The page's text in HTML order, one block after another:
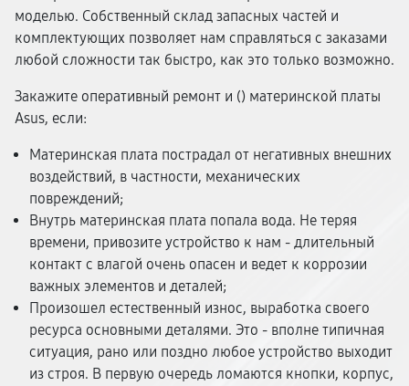
моделью. Собственный склад запасных частей и
комплектующих позволяет нам справляться с заказами
любой сложности так быстро, как это только возможно.
Закажите оперативный ремонт и () материнской платы
Asus, если:
Материнская плата пострадал от негативных внешних
воздействий, в частности, механических
повреждений;
Внутрь материнская плата попала вода. Не теряя
времени, привозите устройство к нам - длительный
контакт с влагой очень опасен и ведет к коррозии
важных элементов и деталей;
Произошел естественный износ, выработка своего
ресурса основными деталями. Это - вполне типичная
ситуация, рано или поздно любое устройство выходит
из строя. В первую очередь ломаются кнопки, корпус,